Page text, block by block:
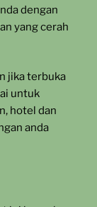
dengan
yang cerah
jika terbuka
untuk
hotel dan
anda